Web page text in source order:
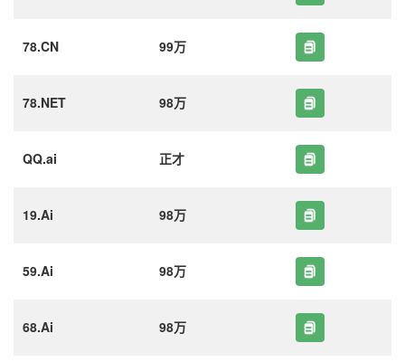
78.CN 99万
78.NET 98万
QQ.ai 正才
19.Ai 98万
59.Ai 98万
68.Ai 98万